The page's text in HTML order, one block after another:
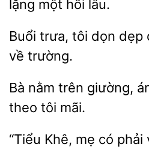
lặng
hồi lâu.
Buổi tôi dọn
về trường.
nằm trên giường,
theo
“Tiểu Khê, mẹ